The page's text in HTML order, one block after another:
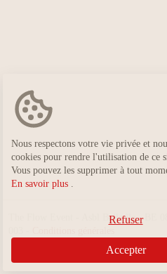
The Flow Event - Asbl Belle île - BE
Nous respectons votre vie privée et
cookies pour rendre l'utilisation de ce
Vous pouvez les supprimer à tout
En savoir plus .
Refuser
Accepter